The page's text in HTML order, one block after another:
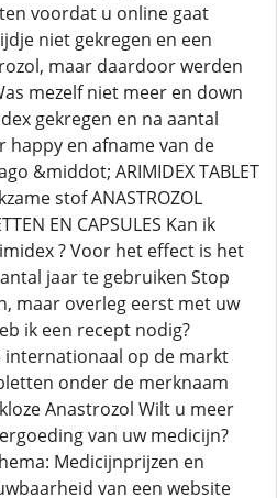
voordat u online gaat
niet gekregen en een
maar daardoor werden
mezelf niet meer en down
gekregen en na aantal
happy en afname van de
&middot; ARIMIDEX TABLET
stof ANASTROZOL
EN CAPSULES Kan ik
? Voor het effect is het
jaar te gebruiken Stop
maar overleg eerst met uw
ik een recept nodig?
internationaal op de markt
onder de merknaam
Anastrozol Wilt u meer
van uw medicijn?
Medicijnprijzen en
van een website